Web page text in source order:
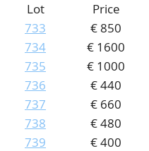
Lot
Price
733
€ 850
734
€ 1600
735
€ 1000
736
€ 440
737
€ 660
738
€ 480
739
€ 400